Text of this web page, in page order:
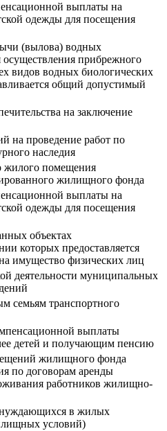
выплаты на
одежды для посещения
(вылова) водных
осуществления прибрежного
видов водных биологических
общий допустимый
на заключение
на проведение работ по
наследия
жилого помещения
жилищного фонда
выплаты на
одежды для посещения
объектах
которых предоставляется
имущество физических лиц
деятельности муниципальных
семьям транспортного
выплаты
детей и получающим пенсию
жилищного фонда
по договорам аренды
работников жилищно-
в жилых
условий)